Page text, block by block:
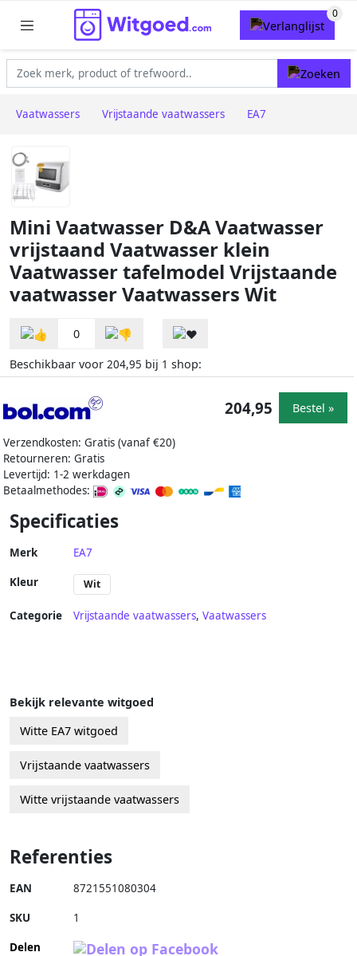
Vaatwassers Vrijstaande vaatwassers EA7
Mini Vaatwasser D&A Vaatwasser
vrijstaand Vaatwasser klein
Vaatwasser tafelmodel Vrijstaande
vaatwasser Vaatwassers Wit
0
Beschikbaar voor 204,95 bij 1 shop:
Verzendkosten: Gratis (vanaf €20)
Retourneren: Gratis
Levertijd: 1-2 werkdagen
Betaalmethodes:
204,95 Bestel »
Specificaties
Merk EA7
Kleur Wit
Categorie Vrijstaande vaatwassers, Vaatwassers
Bekijk relevante witgoed
Witte EA7 witgoed
Vrijstaande vaatwassers
Witte vrijstaande vaatwassers
Referenties
EAN 8721551080304
SKU 1
Delen